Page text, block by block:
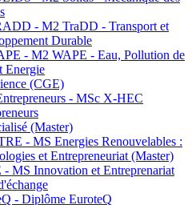
- M2 TraDD - Transport et
Durable
- M2 WAPE - Eau, Pollution de
Energie
(CGE)
- MSc X-HEC
(Master)
- MS Energies Renouvelables :
et Entrepreneuriat (Master)
- MS Innovation et Entreprenariat
- Diplôme EuroteQ